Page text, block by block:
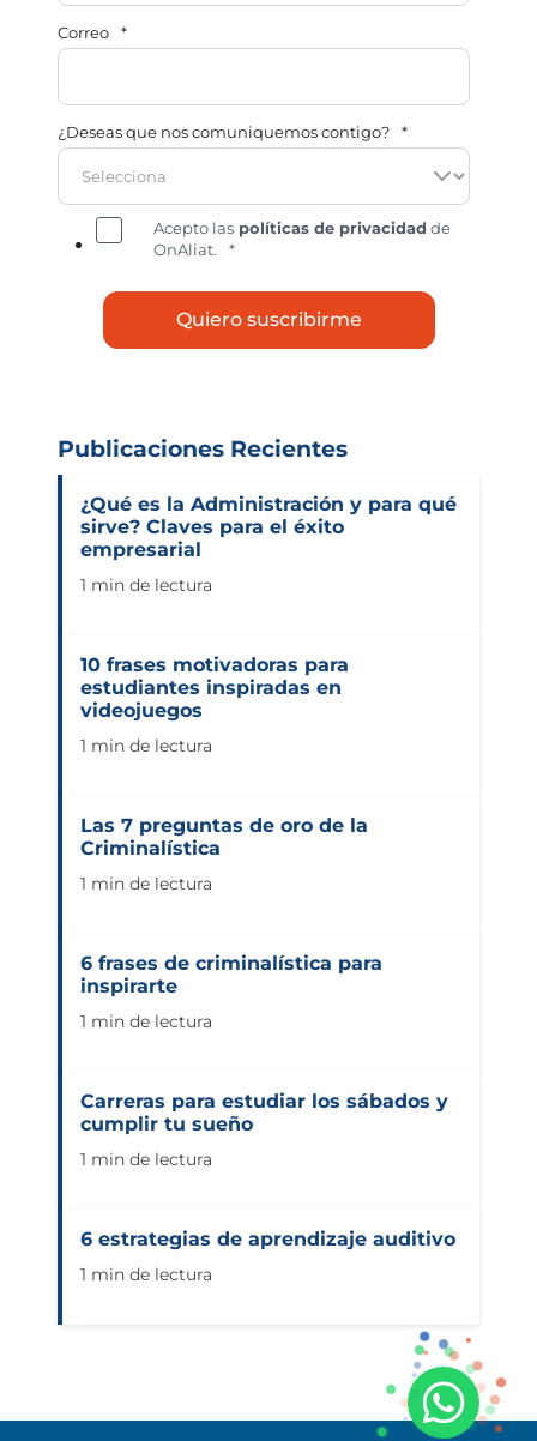
Correo *
¿Deseas que nos comuniquemos contigo? *
Acepto las políticas de privacidad de
OnAliat.
*
Publicaciones Recientes
¿Qué es la Administración y para qué
sirve? Claves para el éxito
empresarial
1 min de lectura
10 frases motivadoras para
estudiantes inspiradas en
videojuegos
1 min de lectura
Las 7 preguntas de oro de la
Criminalística
1 min de lectura
6 frases de criminalística para
inspirarte
1 min de lectura
Carreras para estudiar los sábados y
cumplir tu sueño
1 min de lectura
6 estrategias de aprendizaje auditivo
1 min de lectura